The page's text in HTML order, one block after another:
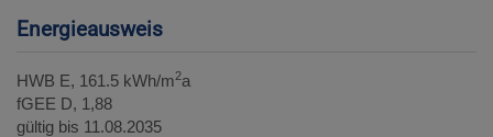
Energieausweis
HWB E, 161.5 kWh/m2a
fGEE D, 1,88
gültig bis 11.08.2035